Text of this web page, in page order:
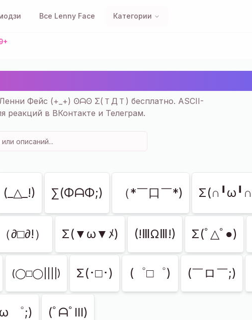
Все Lenny Face Категории
Фейс (+_+) ʘᗩʘ Σ(ＴДＴ) бесплатно. ASCII-
реакций в ВКонтакте и Телеграм.
(_△_!) ∑(ΦᗩΦ;) （*￣口￣*)
（∂□∂!） Σ(▼ω▼ﾒ) (!ⅢΩⅢ!) Σ(ﾟ△ﾟ●)
(◯□◯||||) Σ(･□･) (゜□゜) (￣ロ￣;)
゜;) (ﾟᗩﾟlll)